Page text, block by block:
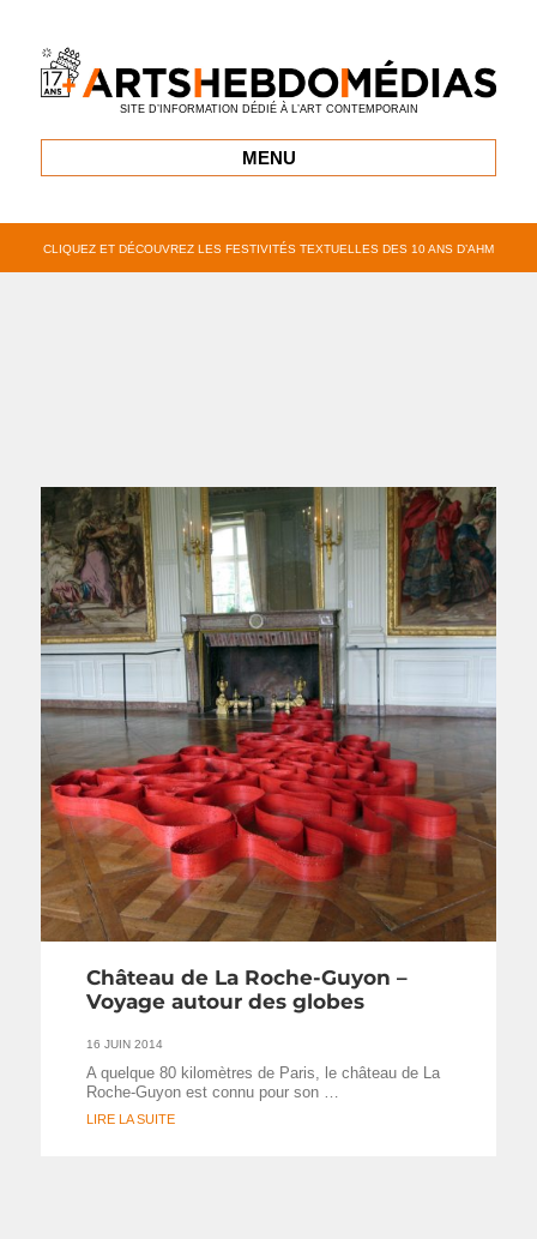
SITE D’INFORMATION DÉDIÉ À L’ART CONTEMPORAIN
MENU
CLIQUEZ ET DÉCOUVREZ LES FESTIVITÉS TEXTUELLES DES 10 ANS D’AHM
Château de La Roche-Guyon –
Voyage autour des globes
16 JUIN 2014
A quelque 80 kilomètres de Paris, le château de La
Roche-Guyon est connu pour son …
LIRE LA SUITE